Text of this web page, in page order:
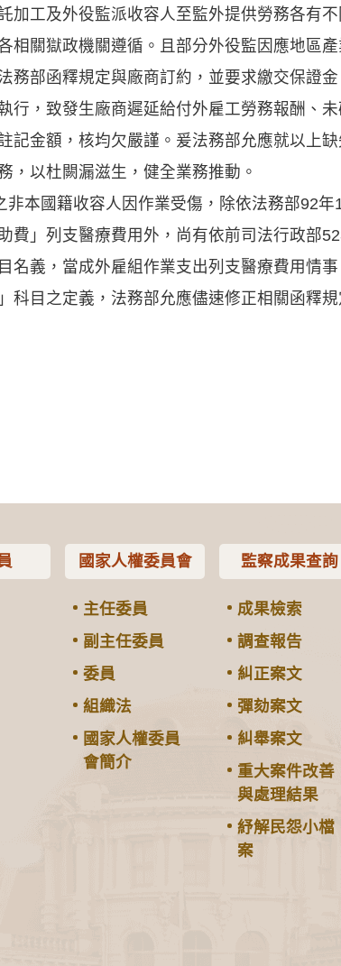
加工及外役監派收容人至監外提供勞務各有
相關獄政機關遵循。且部分外役監因應地區
務部函釋規定與廠商訂約，並要求繳交保證
行，致發生廠商遲延給付外雇工勞務報酬、
記金額，核均欠嚴謹。爰法務部允應就以上
，以杜闕漏滋生，健全業務推動。
非本國籍收容人因作業受傷，除依法務部92
費」列支醫療費用外，尚有依前司法行政部
名義，當成外雇組作業支出列支醫療費用情
科目之定義，法務部允應儘速修正相關函釋
國家人權委員會
主任委員
副主任委員
委員
組織法
國家人權委員
會簡介
監察成果查詢
成果檢索
調查報告
糾正案文
彈劾案文
糾舉案文
重大案件改善
與處理結果
紓解民怨小檔
案